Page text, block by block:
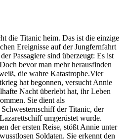
die Titanic heim. Das ist die einzige
Ereignisse auf der Jungfernfahrt
Passagiere sind überzeugt: Es ist
bevor man mehr herausfinden
die wahre Katastrophe.Vier
hat begonnen, versucht Annie
Nacht überlebt hat, ihr Leben
Sie dient als
der Titanic, der
umgerüstet wurde.
der ersten Reise, stößt Annie unter
Soldaten. Sie erkennt den